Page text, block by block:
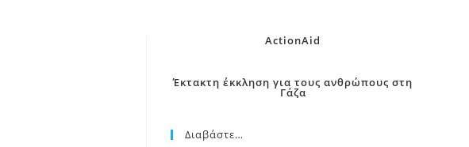
ActionAid
Έκτακτη έκκληση για τους ανθρώπους στη
Γάζα
Διαβάστε…